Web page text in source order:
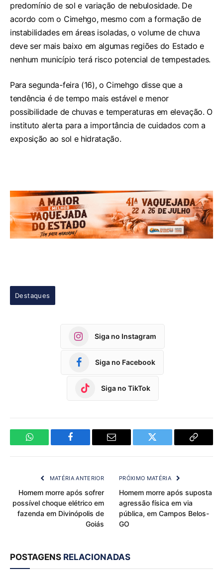
predomínio de sol e variação de nebulosidade. De
acordo com o Cimehgo, mesmo com a formação de
instabilidades em áreas isoladas, o volume de chuva
deve ser mais baixo em algumas regiões do Estado e
nenhum município terá risco potencial de tempestades.
Para segunda-feira (16), o Cimehgo disse que a
tendência é de tempo mais estável e menor
possibilidade de chuvas e temperaturas em elevação. O
instituto alerta para a importância de cuidados com a
exposição ao sol e hidratação.
Destaques
Siga no Instagram
Siga no Facebook
Siga no TikTok
WhatsApp Facebook Email Twitter
Copy
MATÉRIA ANTERIOR
Homem morre após sofrer
possível choque elétrico em
fazenda em Divinópolis de
Goiás
PRÓXIMO MATÉRIA
Homem morre após suposta
agressão física em via
pública, em Campos Belos-
GO
POSTAGENS RELACIONADAS